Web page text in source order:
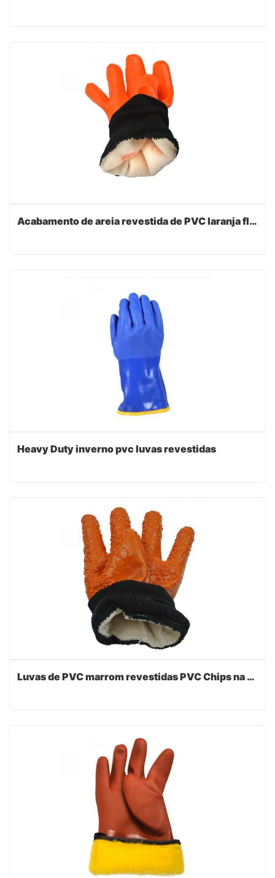
Acabamento de areia revestida de PVC laranja fluorescente
Heavy Duty inverno pvc luvas revestidas
Luvas de PVC marrom revestidas PVC Chips na palma da mão